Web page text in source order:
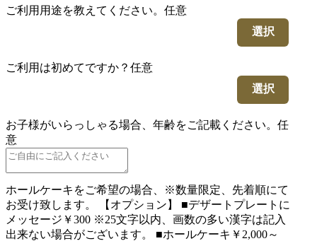
ご利用用途を教えてください。 任意
選択
ご利用は初めてですか？ 任意
選択
お子様がいらっしゃる場合、年齢をご記載ください。 任
意
ホールケーキをご希望の場合、※数量限定、先着順にて
お受け致します。 【オプション】 ■デザートプレートに
メッセージ￥300 ※25文字以内、画数の多い漢字は記入
出来ない場合がございます。 ■ホールケーキ￥2,000～